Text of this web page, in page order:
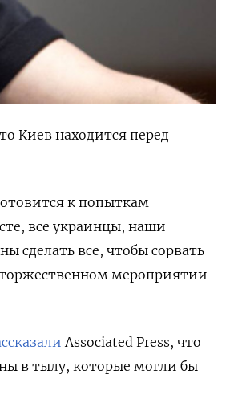
Киев находится перед
к попыткам
все украинцы, наши
сделать все, чтобы сорвать
мероприятии
Associated Press, что
в тылу, которые могли бы